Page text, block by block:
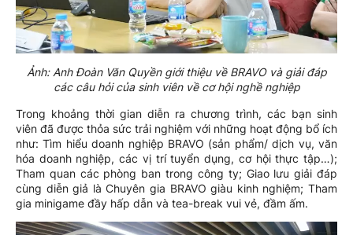
Ảnh: Anh Đoàn Văn Quyền giới thiệu về BRAVO và giải đáp
các câu hỏi của sinh viên về cơ hội nghề nghiệp
Trong khoảng thời gian diễn ra chương trình, các bạn sinh
viên đã được thỏa sức trải nghiệm với những hoạt động bổ ích
như: Tìm hiểu doanh nghiệp BRAVO (sản phẩm/ dịch vụ, văn
hóa doanh nghiệp, các vị trí tuyển dụng, cơ hội thực tập…);
Tham quan các phòng ban trong công ty; Giao lưu giải đáp
cùng diễn giả là Chuyên gia BRAVO giàu kinh nghiệm; Tham
gia minigame đầy hấp dẫn và tea-break vui vẻ, đầm ấm.